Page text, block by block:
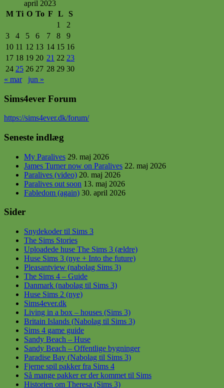
april 2023
M Ti O To F L
S
1
2
3
4 5 6 7 8
9
10 11 12 13 14 15 16
17 18 19 20 21 22 23
24 25 26 27 28 29 30
« mar
jun »
Sims4ever Forum
https://sims4ever.dk/forum/
Seneste indlæg
My Paralives 29. maj 2026
James Turner now on Paralives 22. maj 2026
Paralives (video) 20. maj 2026
Paralives out soon 13. maj 2026
Fabledom (again) 30. april 2026
Sider
Snydekoder til Sims 3
The Sims Stories
Uploadede huse The Sims 3 (ældre)
Huse Sims 3 (nye + Into the future)
Pleasantview (nabolag Sims 3)
The Sims 4 – Guide
Danmark (nabolag til Sims 3)
Huse Sims 2 (nye)
Sims4ever.dk
Living in a box – houses (Sims 3)
Britain Islands (Nabolag til Sims 3)
Sims 4 game guide
Sandy Beach – Huse
Sandy Beach – Offentlige bygninger
Paradise Bay (Nabolag til Sims 3)
Fjerne spil pakker fra Sims 4
Så mange pakker er der kommet til Sims
Historien om Theresa (Sims 3)